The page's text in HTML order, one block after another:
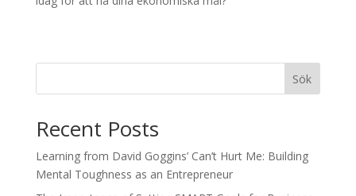
Sök
Recent Posts
Learning from David Goggins’ Can’t Hurt Me: Building
Mental Toughness as an Entrepreneur